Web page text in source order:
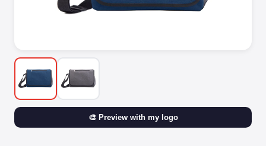
🎨 Preview with my logo